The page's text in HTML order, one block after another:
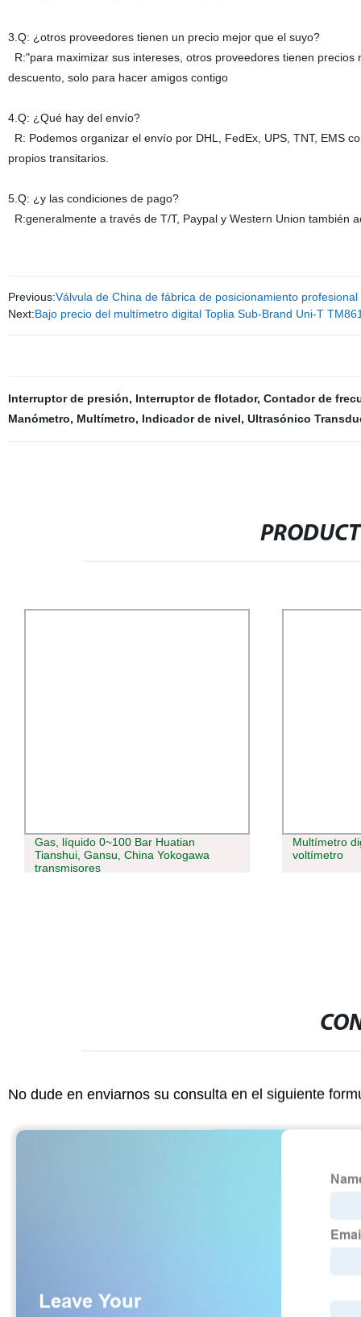
3.Q: ¿otros proveedores tienen un precio mejor que el suyo?
R:"para maximizar sus intereses, otros proveedores tienen
descuento, solo para hacer amigos contigo
4.Q: ¿Qué hay del envío?
R: Podemos organizar el envío por DHL, FedEx, UPS, TNT, EMS
propios transitarios.
5.Q: ¿y las condiciones de pago?
R:generalmente a través de T/T, Paypal y Western Union también
Previous:Válvula de China de fábrica de posicionamiento profesional
Next:Bajo precio del multímetro digital Toplia Sub-Brand Uni-T
Interruptor de presión, Interruptor de flotador, Contador de
Manómetro, Multímetro, Indicador de nivel, Ultrasónico
Gas, líquido 0~100 Bar Huatian
Tianshui, Gansu, China Yokogawa
transmisores
Multímetro
voltímetro
No dude en enviarnos su consulta en el siguiente